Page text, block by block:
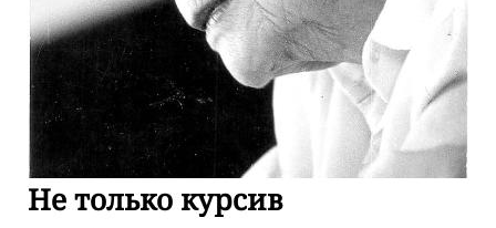
Не только курсив